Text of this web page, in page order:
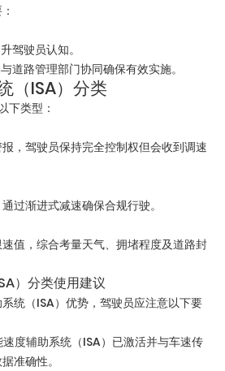
驾驶员认知。
道路管理部门协同确保有效实施。
（ISA）分类
下类型：
，驾驶员保持完全控制权但会收到调速
过渐进式减速确保合规行驶。
值，综合考量天气、拥堵程度及道路封
）分类使用建议
统（ISA）优势，驾驶员应注意以下要
度辅助系统（ISA）已激活并与车速传
准确性。